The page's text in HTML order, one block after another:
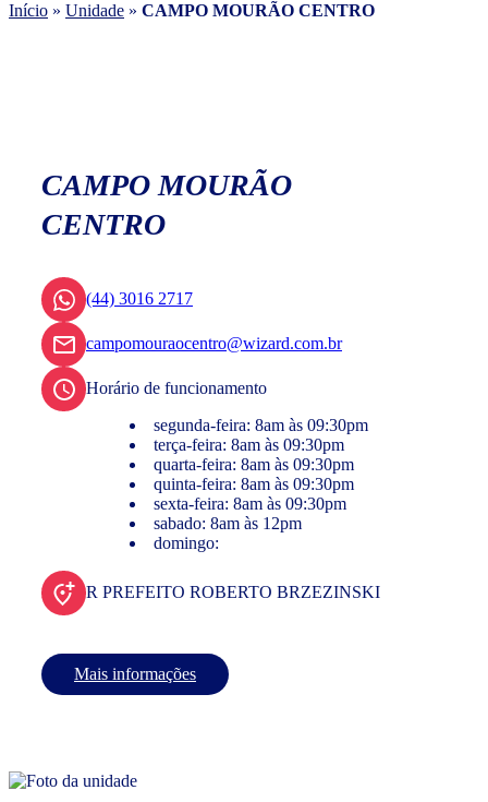
Início » Unidade » CAMPO MOURÃO CENTRO
CAMPO MOURÃO
CENTRO
(44) 3016 2717
campomouraocentro@wizard.com.br
Horário de funcionamento
segunda-feira: 8am às 09:30pm
terça-feira: 8am às 09:30pm
quarta-feira: 8am às 09:30pm
quinta-feira: 8am às 09:30pm
sexta-feira: 8am às 09:30pm
sabado: 8am às 12pm
domingo:
R PREFEITO ROBERTO BRZEZINSKI
Mais informações